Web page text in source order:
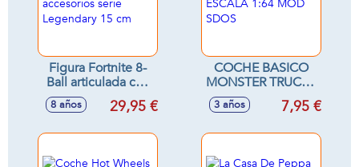
Figura Fortnite 8-
Ball articulada con
accesorios serie
Legendary 15 cm
8 años 29,95 €
COCHE BASICO
MONSTER TRUCKS
ESCALA 1:64 MOD
SDOS
3 años 7,95 €